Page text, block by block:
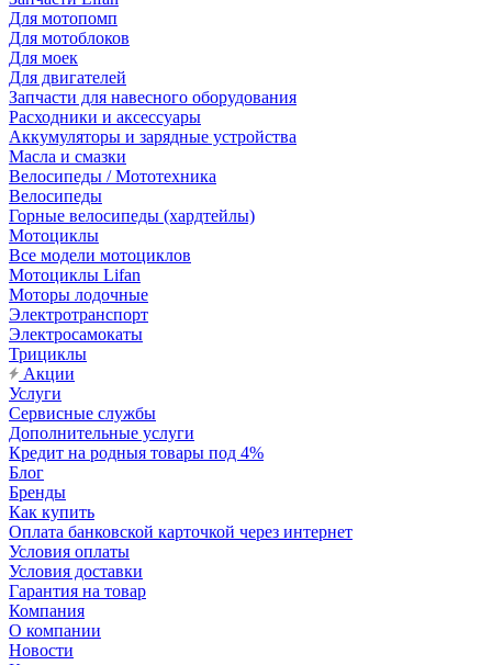
Для мотопомп
Для мотоблоков
Для моек
Для двигателей
Запчасти для навесного оборудования
Расходники и аксессуары
Аккумуляторы и зарядные устройства
Масла и смазки
Велосипеды / Мототехника
Велосипеды
Горные велосипеды (хардтейлы)
Мотоциклы
Все модели мотоциклов
Мотоциклы Lifan
Моторы лодочные
Электротранспорт
Электросамокаты
Трициклы
Акции
Услуги
Сервисные службы
Дополнительные услуги
Кредит на родныя товары под 4%
Блог
Бренды
Как купить
Оплата банковской карточкой через интернет
Условия оплаты
Условия доставки
Гарантия на товар
Компания
О компании
Новости